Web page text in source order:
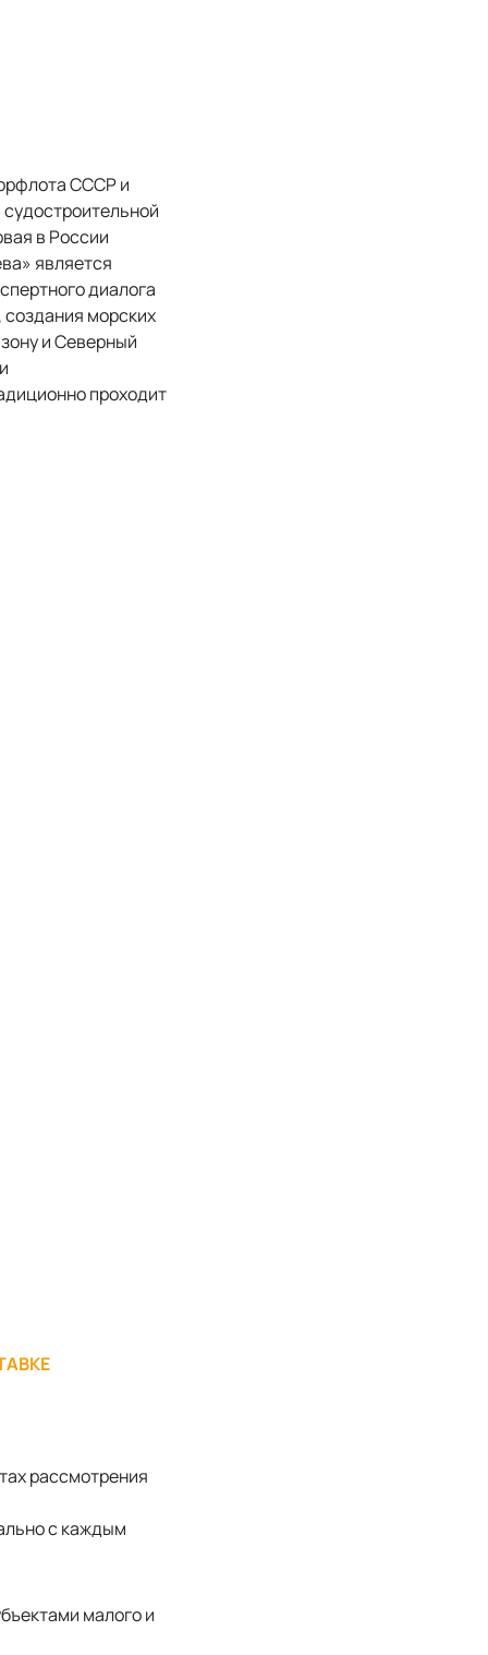
СССР и
в России
является
диалога
морских
и Северный
проходит
рассмотрения
с каждым
малого и